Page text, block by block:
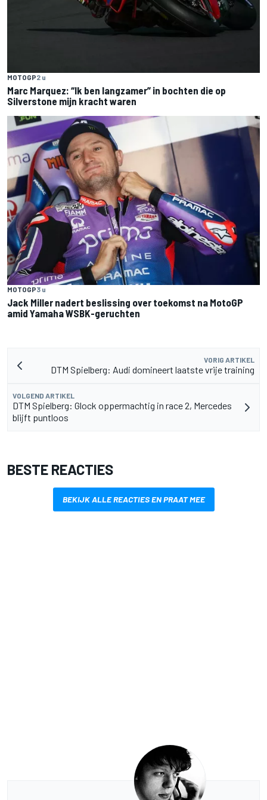
MOTOGP2 u
Marc Marquez: “Ik ben langzamer” in bochten die op
Silverstone mijn kracht waren
MOTOGP3 u
Jack Miller nadert beslissing over toekomst na MotoGP
amid Yamaha WSBK-geruchten
VORIG ARTIKEL
DTM Spielberg: Audi domineert laatste vrije training
VOLGEND ARTIKEL
DTM Spielberg: Glock oppermachtig in race 2, Mercedes
blijft puntloos
BESTE REACTIES
BEKIJK ALLE REACTIES EN PRAAT MEE